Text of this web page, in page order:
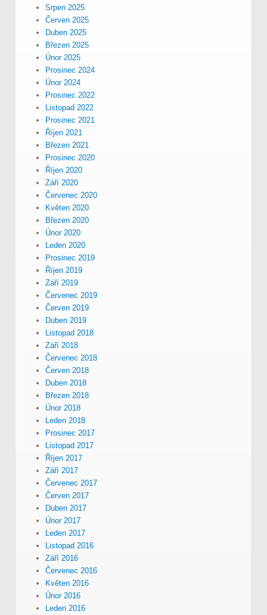
Srpen 2025
Červen 2025
Duben 2025
Březen 2025
Únor 2025
Prosinec 2024
Únor 2024
Prosinec 2022
Listopad 2022
Prosinec 2021
Říjen 2021
Březen 2021
Prosinec 2020
Říjen 2020
Září 2020
Červenec 2020
Květen 2020
Březen 2020
Únor 2020
Leden 2020
Prosinec 2019
Říjen 2019
Září 2019
Červenec 2019
Červen 2019
Duben 2019
Listopad 2018
Září 2018
Červenec 2018
Červen 2018
Duben 2018
Březen 2018
Únor 2018
Leden 2018
Prosinec 2017
Listopad 2017
Říjen 2017
Září 2017
Červenec 2017
Červen 2017
Duben 2017
Únor 2017
Leden 2017
Listopad 2016
Září 2016
Červenec 2016
Květen 2016
Únor 2016
Leden 2016